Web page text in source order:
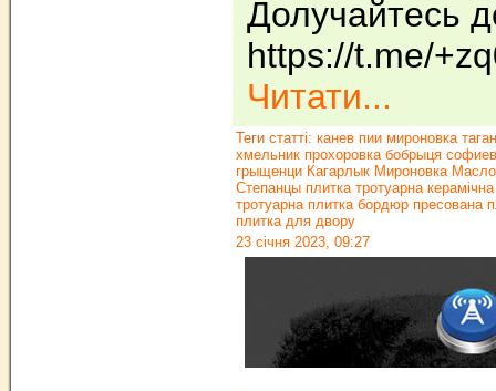
Долучайтесь
https://t.me/
Читати...
Теги статті: канев пии мироновка
хмельник прохоровка бобрыця
грыщенци Кагарлык Мироновка
Степанцы плитка тротуарна
тротуарна плитка бордюр пресована
плитка для двору
23 січня 2023, 09:27